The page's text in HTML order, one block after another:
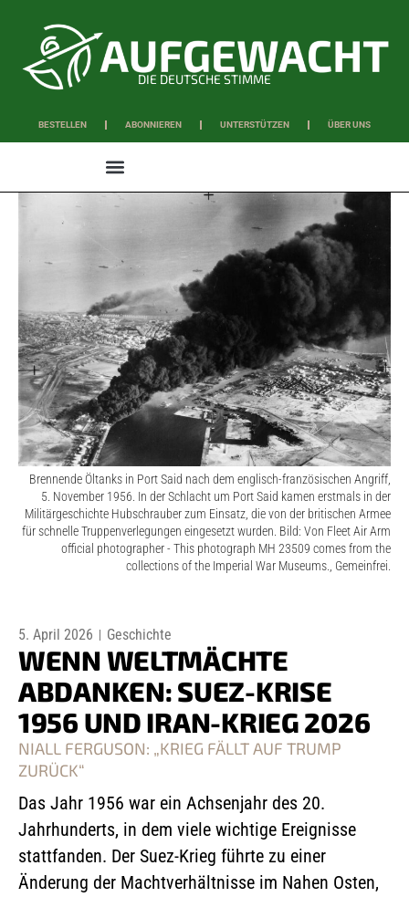
DIE DEUTSCHE STIMME
BESTELLEN ABONNIEREN UNTERSTÜTZEN ÜBER UNS
Brennende Öltanks in Port Said nach dem englisch-französischen Angriff,
5. November 1956. In der Schlacht um Port Said kamen erstmals in der
Militärgeschichte Hubschrauber zum Einsatz, die von der britischen Armee
für schnelle Truppenverlegungen eingesetzt wurden. Bild: Von Fleet Air Arm
official photographer - This photograph MH 23509 comes from the
collections of the Imperial War Museums., Gemeinfrei.
5. April 2026 Geschichte
WENN WELTMÄCHTE
ABDANKEN: SUEZ-KRISE
1956 UND IRAN-KRIEG 2026
NIALL FERGUSON: „KRIEG FÄLLT AUF TRUMP
ZURÜCK“
Das Jahr 1956 war ein Achsenjahr des 20.
Jahrhunderts, in dem viele wichtige Ereignisse
stattfanden. Der Suez-Krieg führte zu einer
Änderung der Machtverhältnisse im Nahen Osten,